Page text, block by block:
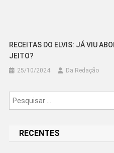
RECEITAS DO ELVIS: JÁ VIU
JEITO?
25/10/2024 Da Redação
RECENTES